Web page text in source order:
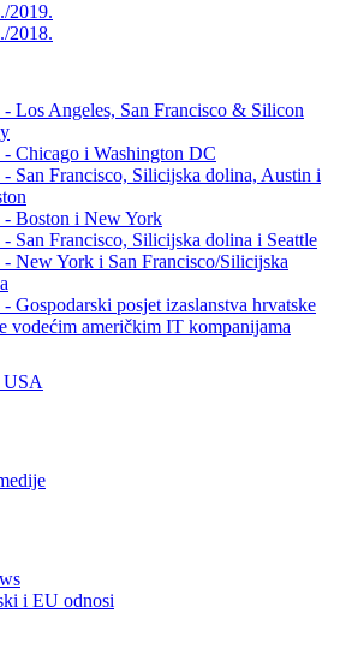
2019.
2018.
- Los Angeles, San Francisco & Silicon
- Chicago i Washington DC
- San Francisco, Silicijska dolina, Austin i
- Boston i New York
- San Francisco, Silicijska dolina i Seattle
- New York i San Francisco/Silicijska
- Gospodarski posjet izaslanstva hrvatske
vodećim američkim IT kompanijama
USA
i EU odnosi